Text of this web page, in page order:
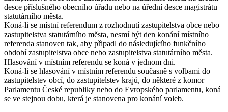
desce příslušného obecního úřadu nebo na úřední desce magistrátu
statutárního města.
Koná-li se místní referendum z rozhodnutí zastupitelstva obce nebo
zastupitelstva statutárního města, nesmí být den konání místního
referenda stanoven tak, aby připadl do následujícího funkčního
období zastupitelstva obce nebo zastupitelstva statutárního města.
Hlasování v místním referendu se koná v jednom dni.
Koná-li se hlasování v místním referendu současně s volbami do
zastupitelstev obcí, do zastupitelstev krajů, do některé z komor
Parlamentu České republiky nebo do Evropského parlamentu, koná
se ve stejnou dobu, která je stanovena pro konání voleb.